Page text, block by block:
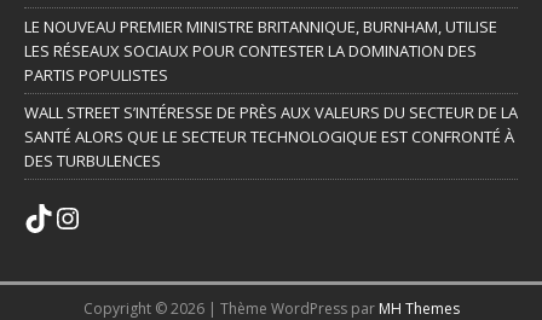
LE NOUVEAU PREMIER MINISTRE BRITANNIQUE, BURNHAM, UTILISE
LES RÉSEAUX SOCIAUX POUR CONTESTER LA DOMINATION DES
PARTIS POPULISTES
WALL STREET S’INTÉRESSE DE PRÈS AUX VALEURS DU SECTEUR DE LA
SANTÉ ALORS QUE LE SECTEUR TECHNOLOGIQUE EST CONFRONTÉ À
DES TURBULENCES
Copyright © 2026 | Thème WordPress par MH Themes